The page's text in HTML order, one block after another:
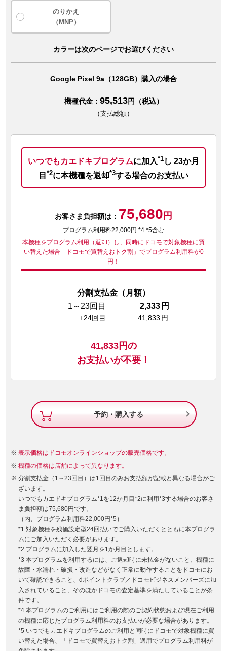
のりかえ
（MNP）
カラーは次のページでお選びください
Google Pixel 9a（128GB）購入の場合
機種代金： 95,513円（税込）
（支払総額）
いつでもカエドキプログラムに加入*1 し 23か月
目 *2に本機種を返却*3する場合のお支払い
お客さま負担額は： 75,680 円
プログラム利用料22,000円 *4 *5含む
本機種をプログラム利用（返却）し、同時にドコモで対象機種に買
い替えた場合「ドコモで買替えおトク割」でプログラム利用料が0
円！
分割支払金（月額）
1～23回目
2,333 円
+24回目 41,833 円
41,833円の
お支払いが不要！
予約・購入する 
表示価格はドコモオンラインショップの販売価格です。
機種の価格は店舗によって異なります。
分割支払金（1～23回目）は1回目のみお支払額が記載と異なる場合がご
ざいます。
いつでもカエドキプログラム*1を12か月目*2に利用*3する場合のお客さ
ま負担額は75,680円です。
（内、プログラム利用料22,000円*5）
*1 対象機種を残価設定型24回払いでご購入いただくとともに本プログラ
ムにご加入いただく必要があります。
*2 プログラムに加入した翌月を1か月目とします。
*3 本プログラムを利用するには、ご返却時に未払金がないこと、機種に
故障・水濡れ・破損・改造などがなく正常に動作することをドコモにお
いて確認できること、dポイントクラブ／ドコモビジネスメンバーズに加
入されていること、そのほかドコモの査定基準を満たしていることが条
件です。
*4 本プログラムのご利用にはご利用の際のご契約状態および現在ご利用
の機種に応じたプログラム利用料のお支払いが必要な場合があります。
*5 いつでもカエドキプログラムのご利用と同時にドコモで対象機種に買
い替えた場合、「ドコモで買替えおトク割」適用でプログラム利用料が